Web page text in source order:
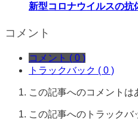
新型コロナウイルスの抗
コメント
コメント ( 0 )
トラックバック ( 0 )
この記事へのコメントは
この記事へのトラックバ